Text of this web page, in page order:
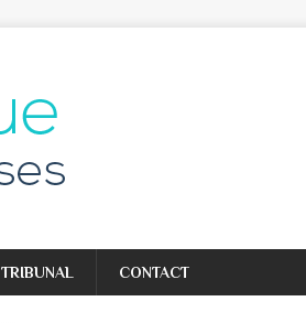
TRIBUNAL CONTACT